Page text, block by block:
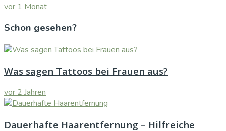
vor 1 Monat
Schon gesehen?
Was sagen Tattoos bei Frauen aus?
vor 2 Jahren
Dauerhafte Haarentfernung – Hilfreiche